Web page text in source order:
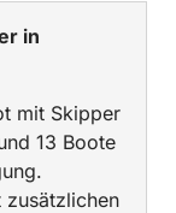
in
mit Skipper
13 Boote
zusätzlichen